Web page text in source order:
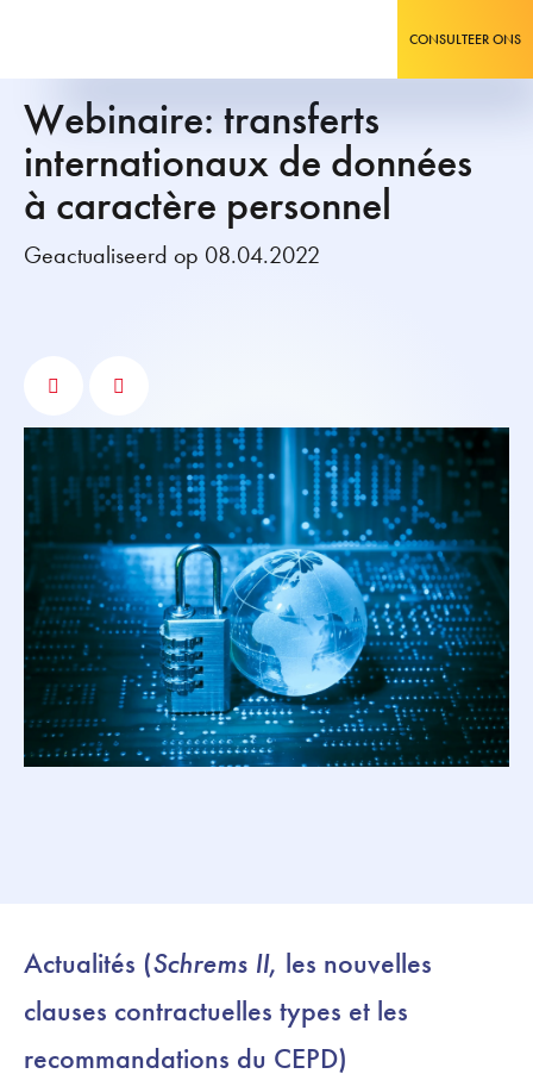
CONSULTEER ONS
Webinaire: transferts
internationaux de données
à caractère personnel
Geactualiseerd op 08.04.2022
Actualités (Schrems II, les nouvelles
clauses contractuelles types et les
recommandations du CEPD)